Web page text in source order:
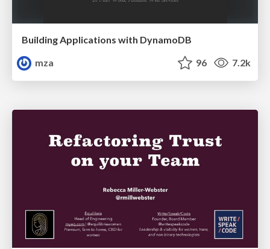
Building Applications with DynamoDB
mza
96 7.2k